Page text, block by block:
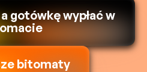
gotówkę wypłać w
bitomaty